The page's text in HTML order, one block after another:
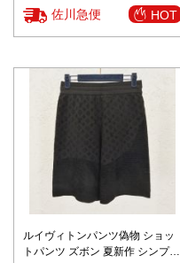
佐川急便 HOT
ルイヴィトンパンツ偽物 ショッ
トパンツ ズボン 夏新作 シンプル